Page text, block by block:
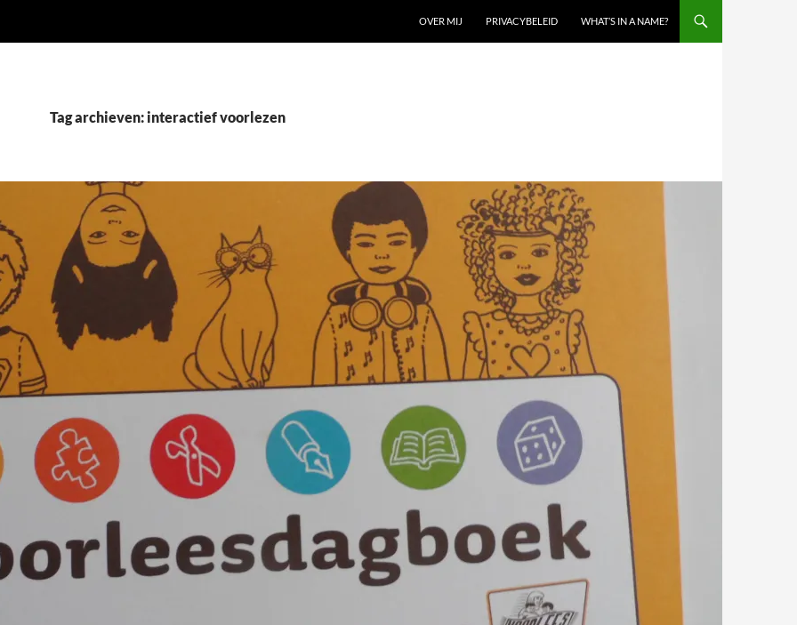
OVER MIJ PRIVACYBELEID WHAT’S IN A NAME?
Tag archieven: interactief voorlezen